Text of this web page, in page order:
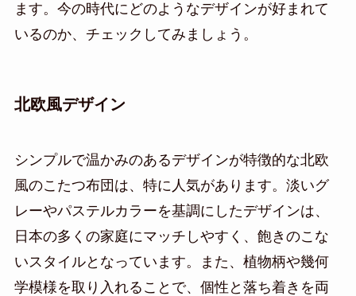
ます。今の時代にどのようなデザインが好まれて
いるのか、チェックしてみましょう。
北欧風デザイン
シンプルで温かみのあるデザインが特徴的な北欧
風のこたつ布団は、特に人気があります。淡いグ
レーやパステルカラーを基調にしたデザインは、
日本の多くの家庭にマッチしやすく、飽きのこな
いスタイルとなっています。また、植物柄や幾何
学模様を取り入れることで、個性と落ち着きを両